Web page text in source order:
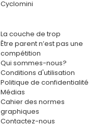
Cyclomini
La couche de trop
Être parent n’est pas une
compétition
Qui sommes-nous?
Conditions d'utilisation
Politique de confidentialité
Médias
Cahier des normes
graphiques
Contactez-nous